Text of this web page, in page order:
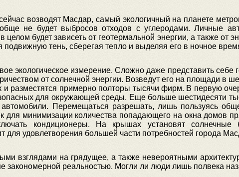
возводят Масдар, самый экологичный на планете
не будет выбросов отходов с углеродами. Личные
целом будет зависеть от геотермальной энергии, а также от
подвижную тень, сберегая тепло и выделяя его в ночное
экологическое измерение. Сложно даже представить себе
от солнечной энергии. Возведут его на площади в
и разместятся примерно полторы тысячи фирм. В первую
для окружающей среды. Еще больше шестидесяти
Перемещаться разрешать, лишь пользуясь
для минимизации количества попадающего на окна домов
кондиционеры. На крышах установят солнечные
для удовлетворения большей части потребностей города
взглядами на грядущее, а также невероятными
закономерной реальностью. Могли ли люди лишь полвека